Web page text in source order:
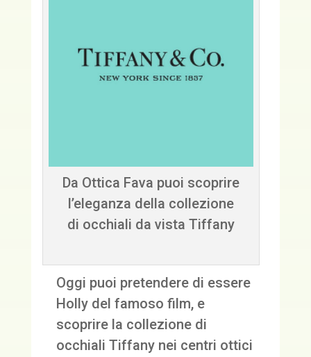
Da Ottica Fava puoi scoprire
l’eleganza della collezione
di occhiali da vista Tiffany
Oggi puoi pretendere di essere
Holly del famoso film, e
scoprire la collezione di
occhiali Tiffany nei centri ottici